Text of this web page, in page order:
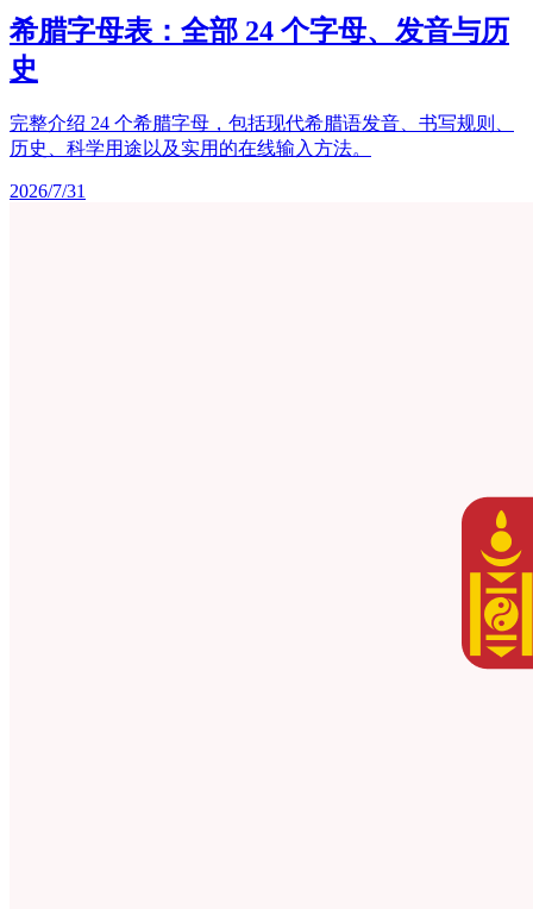
希腊字母表：全部 24 个字母、发音与历
史
完整介绍 24 个希腊字母，包括现代希腊语发音、书写规则、
历史、科学用途以及实用的在线输入方法。
2026/7/31